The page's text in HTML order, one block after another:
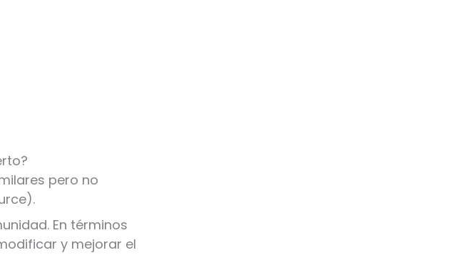
pero no
En términos
y mejorar el